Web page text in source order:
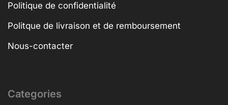
Politique de confidentialité
Politque de livraison et de remboursement
Nous-contacter
Categories